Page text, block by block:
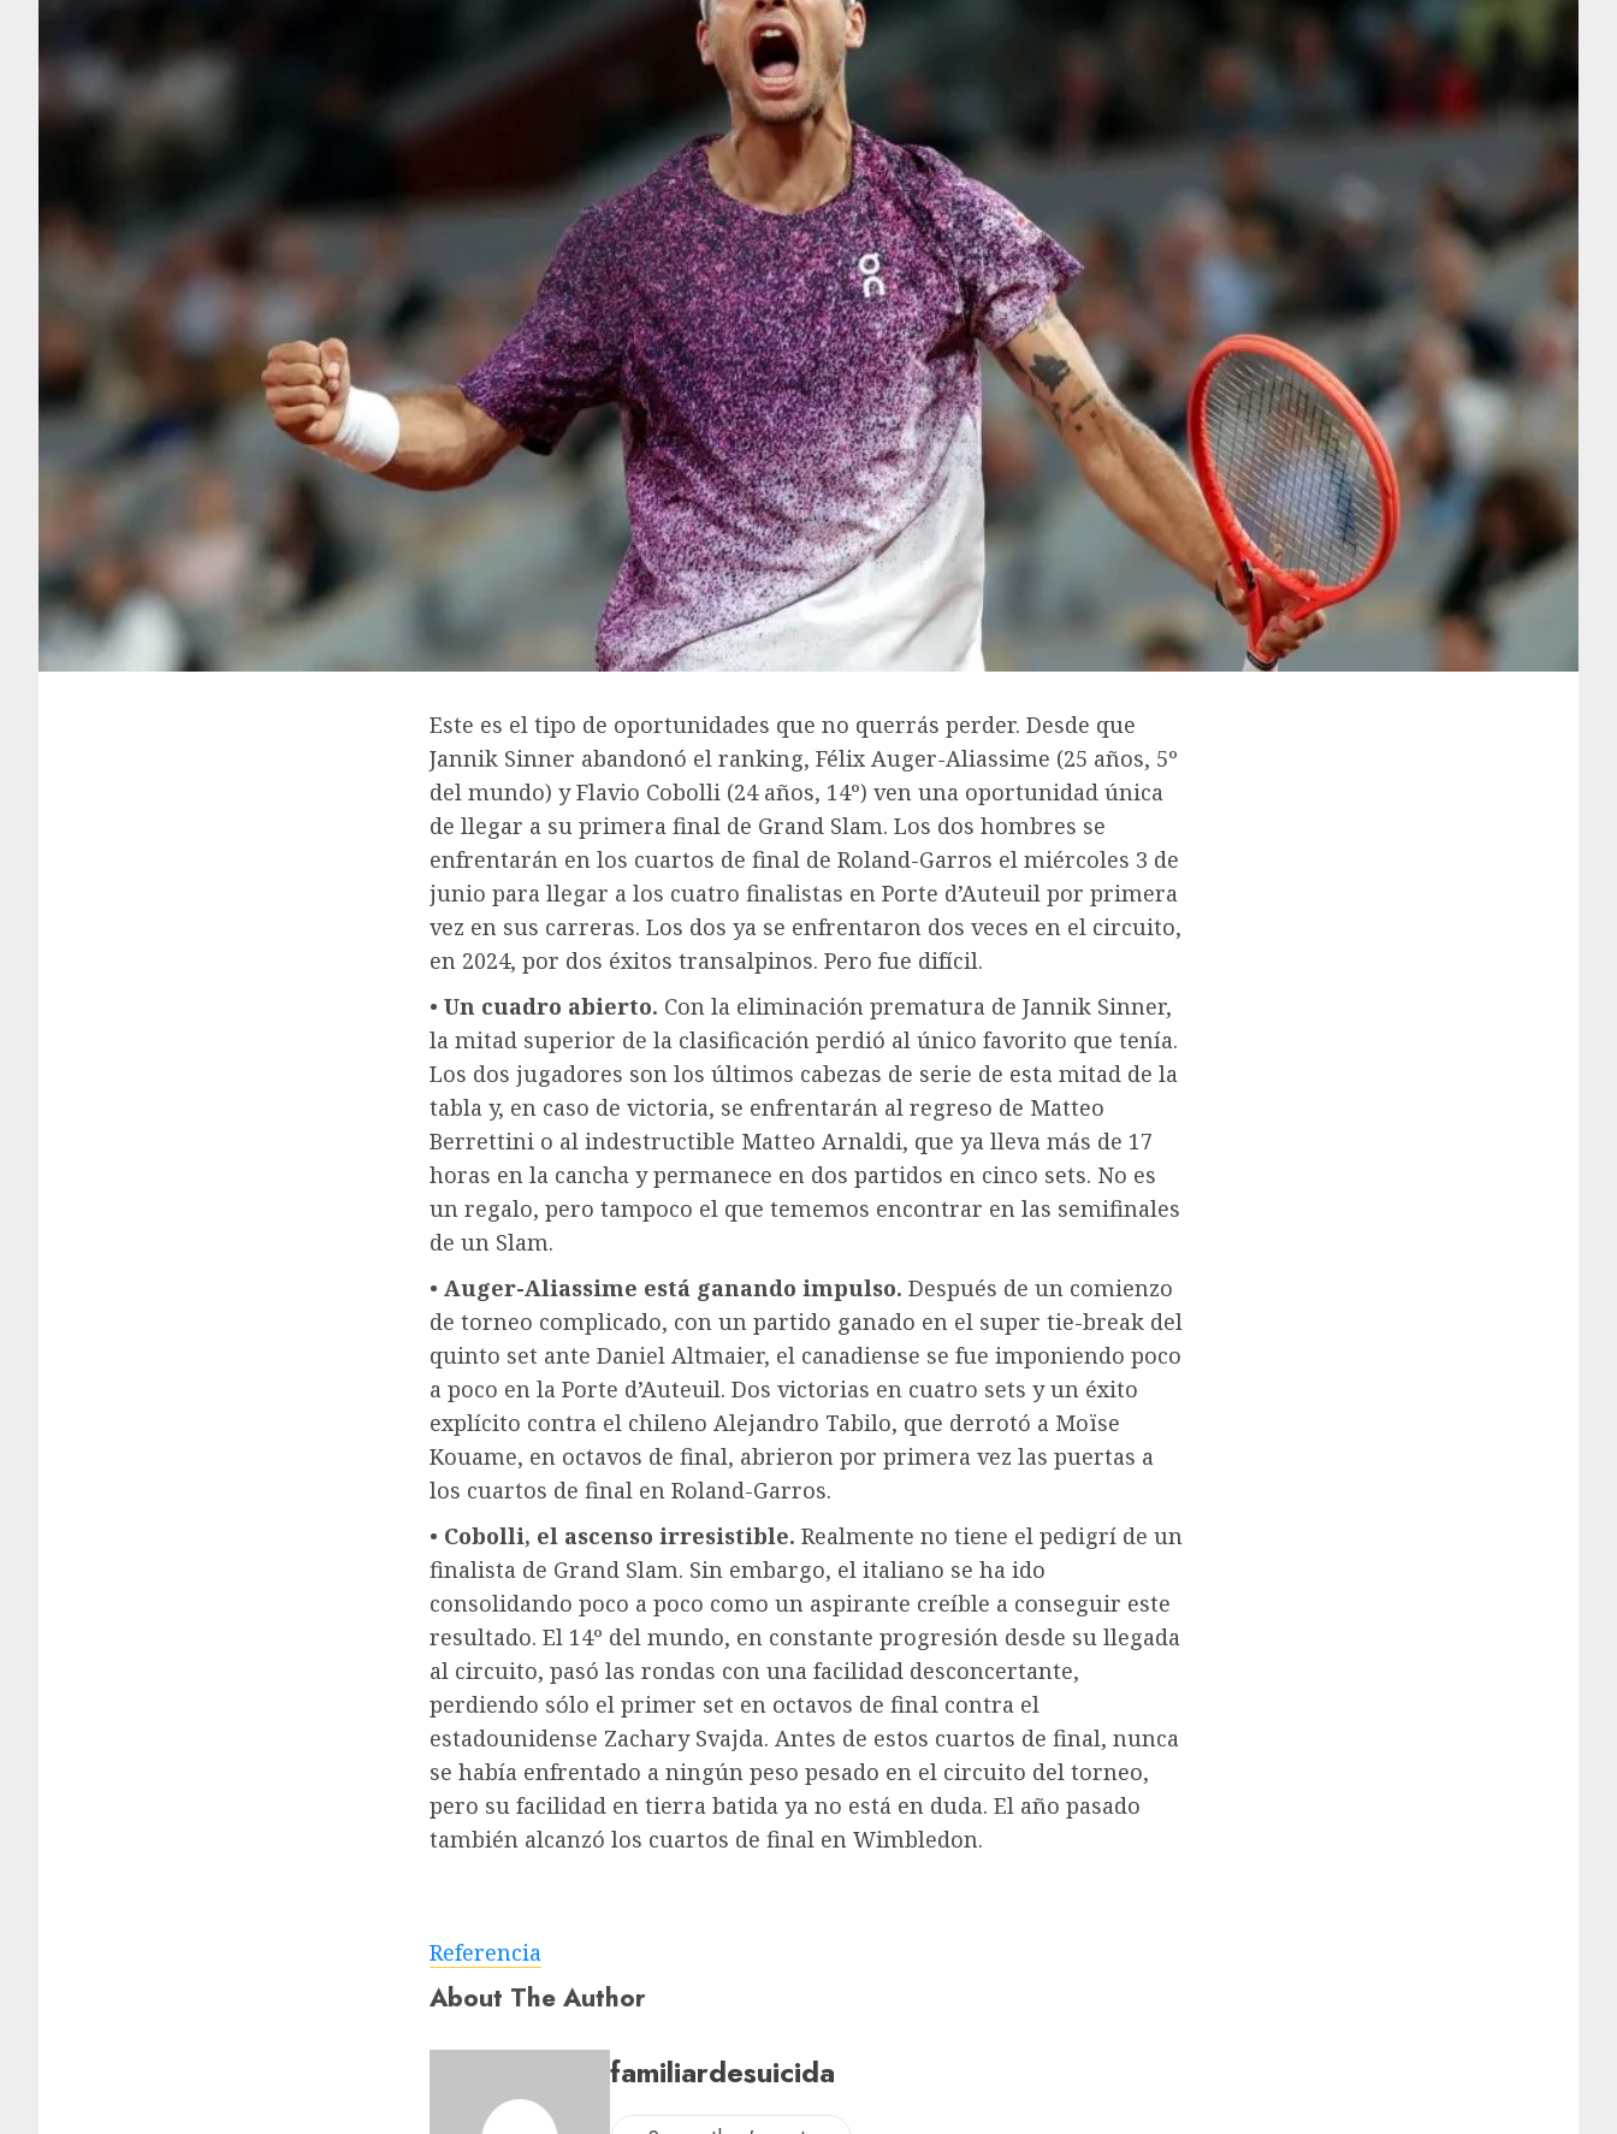
Este es el tipo de oportunidades que no querrás perder. Desde que
Jannik Sinner abandonó el ranking, Félix Auger-Aliassime (25 años, 5º
del mundo) y Flavio Cobolli (24 años, 14º) ven una oportunidad única
de llegar a su primera final de Grand Slam. Los dos hombres se
enfrentarán en los cuartos de final de Roland-Garros el miércoles 3 de
junio para llegar a los cuatro finalistas en Porte d’Auteuil por primera
vez en sus carreras. Los dos ya se enfrentaron dos veces en el circuito,
en 2024, por dos éxitos transalpinos. Pero fue difícil.
• Un cuadro abierto. Con la eliminación prematura de Jannik Sinner,
la mitad superior de la clasificación perdió al único favorito que tenía.
Los dos jugadores son los últimos cabezas de serie de esta mitad de la
tabla y, en caso de victoria, se enfrentarán al regreso de Matteo
Berrettini o al indestructible Matteo Arnaldi, que ya lleva más de 17
horas en la cancha y permanece en dos partidos en cinco sets. No es
un regalo, pero tampoco el que tememos encontrar en las semifinales
de un Slam.
• Auger-Aliassime está ganando impulso. Después de un comienzo
de torneo complicado, con un partido ganado en el super tie-break del
quinto set ante Daniel Altmaier, el canadiense se fue imponiendo poco
a poco en la Porte d’Auteuil. Dos victorias en cuatro sets y un éxito
explícito contra el chileno Alejandro Tabilo, que derrotó a Moïse
Kouame, en octavos de final, abrieron por primera vez las puertas a
los cuartos de final en Roland-Garros.
• Cobolli, el ascenso irresistible. Realmente no tiene el pedigrí de un
finalista de Grand Slam. Sin embargo, el italiano se ha ido
consolidando poco a poco como un aspirante creíble a conseguir este
resultado. El 14º del mundo, en constante progresión desde su llegada
al circuito, pasó las rondas con una facilidad desconcertante,
perdiendo sólo el primer set en octavos de final contra el
estadounidense Zachary Svajda. Antes de estos cuartos de final, nunca
se había enfrentado a ningún peso pesado en el circuito del torneo,
pero su facilidad en tierra batida ya no está en duda. El año pasado
también alcanzó los cuartos de final en Wimbledon.
Referencia
About The Author
familiardesuicida